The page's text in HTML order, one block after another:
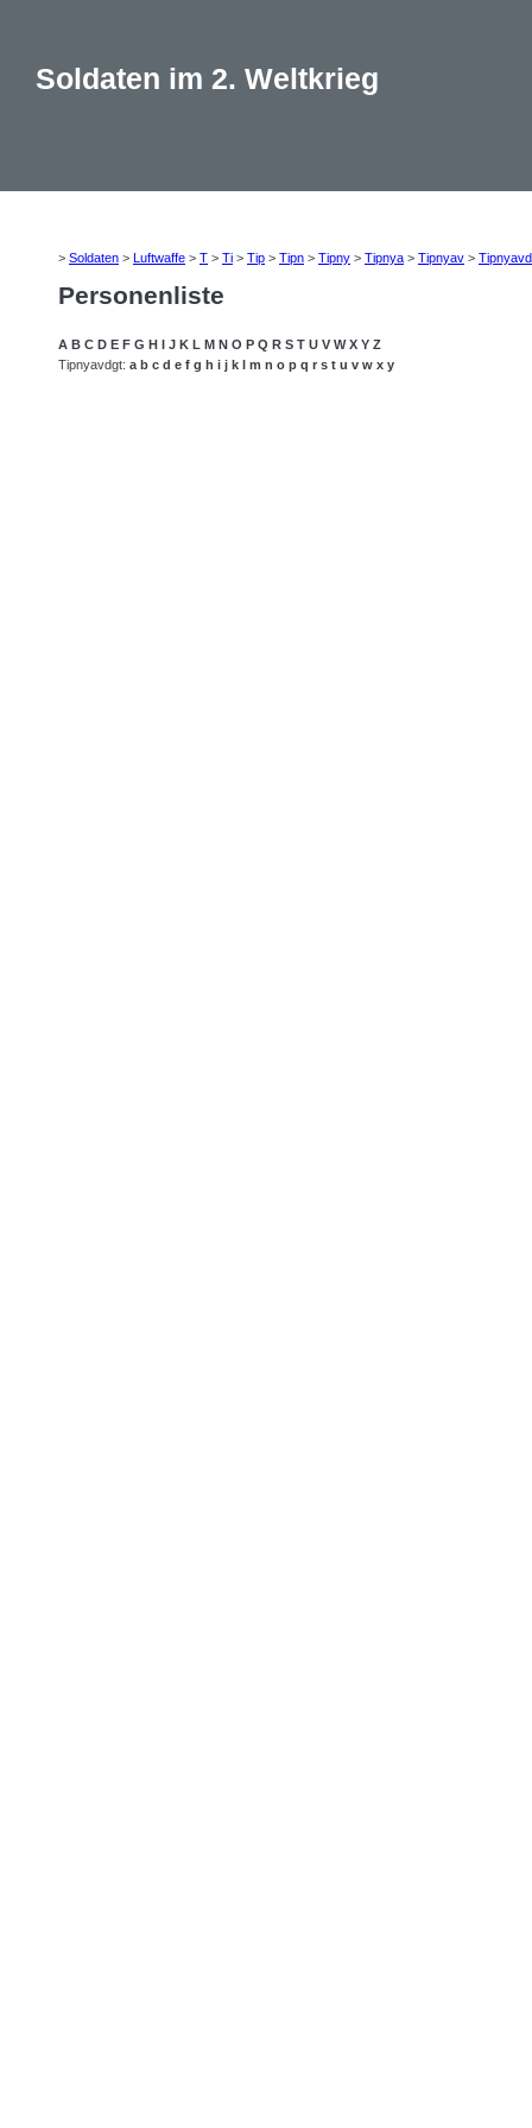
Soldaten im 2. Weltkrieg
> Soldaten > Luftwaffe > T > Ti > Tip > Tipn > Tipny > Tipnya > Tipnyav > Tipnyavd
Personenliste
A B C D E F G H I J K L M N O P Q R S T U V W X Y Z
Tipnyavdgt: a b c d e f g h i j k l m n o p q r s t u v w x y